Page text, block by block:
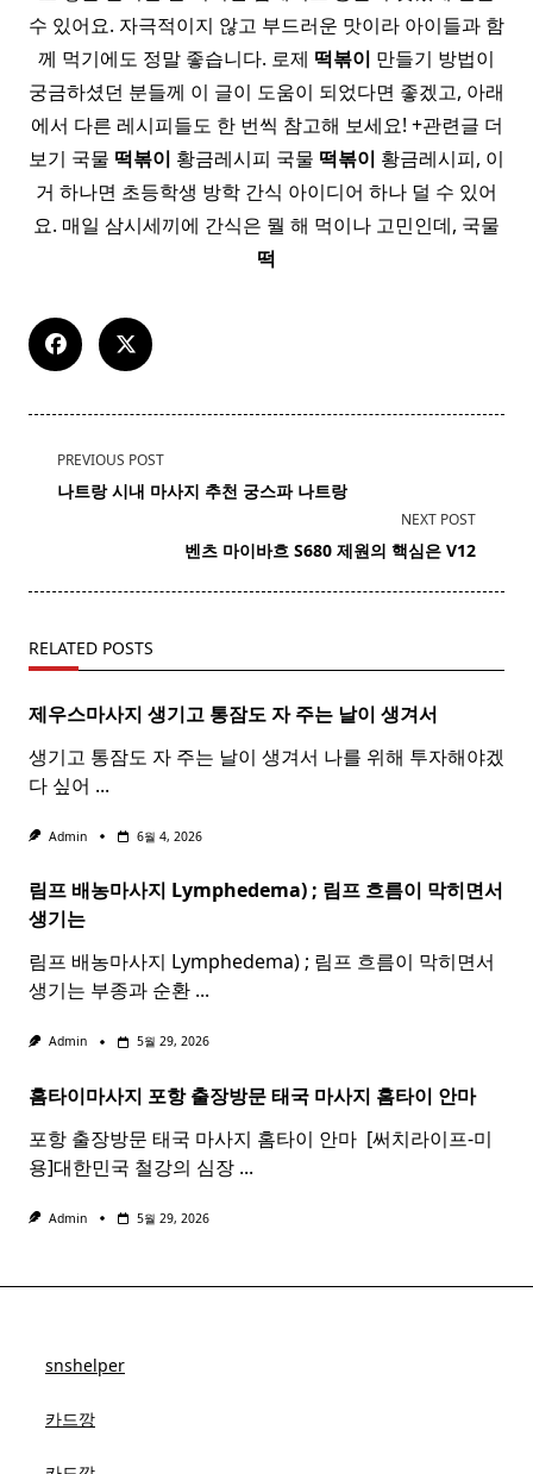
수 있어요. 자극적이지 않고 부드러운 맛이라 아이들과 함
께 먹기에도 정말 좋습니다. 로제 떡볶이 만들기 방법이
궁금하셨던 분들께 이 글이 도움이 되었다면 좋겠고, 아래
에서 다른 레시피들도 한 번씩 참고해 보세요! +관련글 더
보기 국물 떡볶이 황금레시피 국물 떡볶이 황금레시피, 이
거 하나면 초등학생 방학 간식 아이디어 하나 덜 수 있어
요. 매일 삼시세끼에 간식은 뭘 해 먹이나 고민인데, 국물
떡
<span
class="nav-
text">Page</span>
PREVIOUS POST
나트랑 시내 마사지 추천 궁스파 나트랑
NEXT POST
벤츠 마이바흐 S680 제원의 핵심은 V12
RELATED POSTS
제우스마사지 생기고 통잠도 자 주는 날이 생겨서
생기고 통잠도 자 주는 날이 생겨서 나를 위해 투자해야겠
다 싶어 ...
Admin 6월 4, 2026
림프 배농마사지 Lymphedema) ; 림프 흐름이 막히면서
생기는
림프 배농마사지 Lymphedema) ; 림프 흐름이 막히면서
생기는 부종과 순환 ...
Admin 5월 29, 2026
홈타이마사지 포항 출장방문 태국 마사지 홈타이 안마​
포항 출장방문 태국 마사지 홈타이 안마​ ​ [써치라이프-미
용]대한민국 철강의 심장 ...
Admin 5월 29, 2026
snshelper
카드깡